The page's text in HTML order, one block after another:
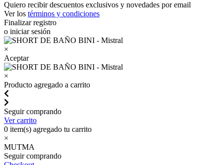
Quiero recibir descuentos exclusivos y novedades por email
Ver los términos y condiciones
Finalizar registro
o iniciar sesión
×
Aceptar
×
Producto agregado a carrito
Seguir comprando
Ver carrito
0 item(s) agregado tu carrito
×
MUTMA
Seguir comprando